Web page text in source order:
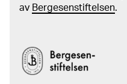
av Bergesenstiftelsen.